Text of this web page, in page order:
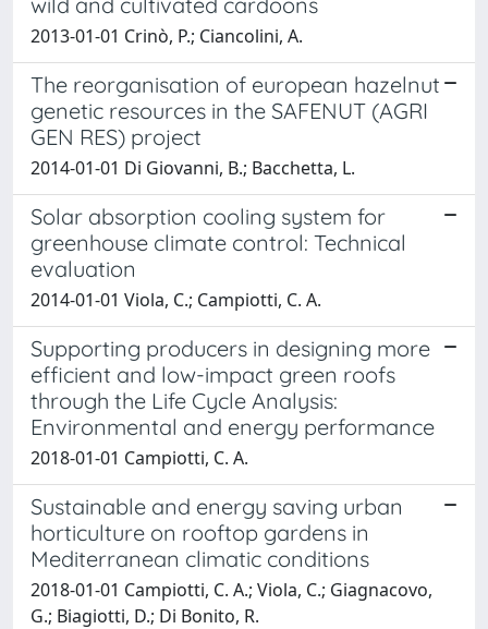
2013-01-01 Crinò, P.; Ciancolini, A.
The reorganisation of european hazelnut
genetic resources in the SAFENUT (AGRI
GEN RES) project
2014-01-01 Di Giovanni, B.; Bacchetta, L.
Solar absorption cooling system for
greenhouse climate control: Technical
evaluation
2014-01-01 Viola, C.; Campiotti, C. A.
Supporting producers in designing more
efficient and low-impact green roofs
through the Life Cycle Analysis:
Environmental and energy performance
2018-01-01 Campiotti, C. A.
Sustainable and energy saving urban
horticulture on rooftop gardens in
Mediterranean climatic conditions
2018-01-01 Campiotti, C. A.; Viola, C.; Giagnacovo,
G.; Biagiotti, D.; Di Bonito, R.